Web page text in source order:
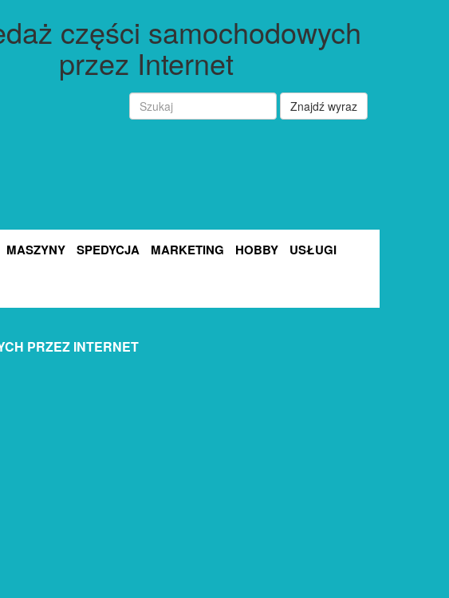
części samochodowych
przez Internet
Znajdź wyraz
MASZYNY SPEDYCJA MARKETING HOBBY USŁUGI
PRZEZ INTERNET